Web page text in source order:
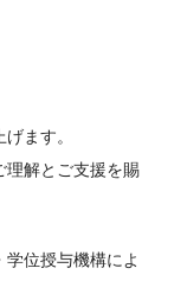
ます。
理解とご支援を賜
位授与機構によ